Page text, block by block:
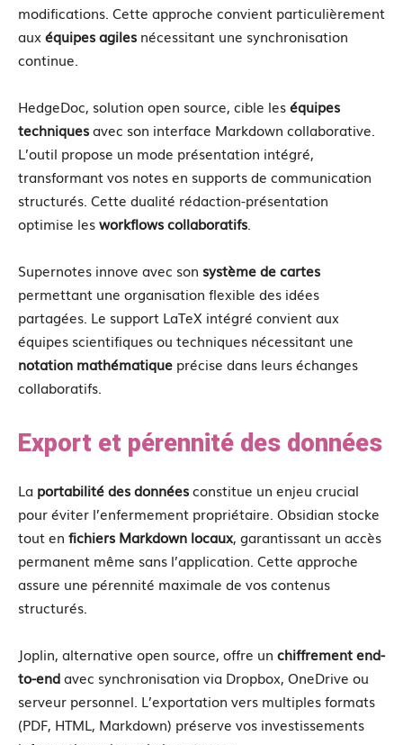
modifications. Cette approche convient particulièrement
auxéquipes agiles nécessitant une synchronisation
continue.
HedgeDoc, solution open source, cible leséquipes
techniquesavec son interface Markdown collaborative.
L’outil propose un mode présentation intégré,
transformant vos notes en supports de communication
structurés. Cette dualité rédaction-présentation
optimise lesworkflows collaboratifs.
Supernotes innove avec son système de cartes
permettant une organisation flexible des idées
partagées. Le support LaTeX intégré convient aux
équipes scientifiques ou techniques nécessitant une
notation mathématique précise dans leurs échanges
collaboratifs.
Export et pérennité des données
La portabilité des donnéesconstitue un enjeu crucial
pour éviter l’enfermement propriétaire. Obsidian stocke
tout en fichiers Markdown locaux, garantissant un accès
permanent même sans l’application. Cette approche
assure une pérennité maximale de vos contenus
structurés.
Joplin, alternative open source, offre un chiffrement end-
to-endavec synchronisation via Dropbox, OneDrive ou
serveur personnel. L’exportation vers multiples formats
(PDF, HTML, Markdown) préserve vos investissements